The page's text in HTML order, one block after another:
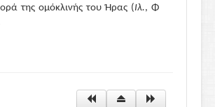
της ομόκλινής του Ήρας (Ιλ., Φ